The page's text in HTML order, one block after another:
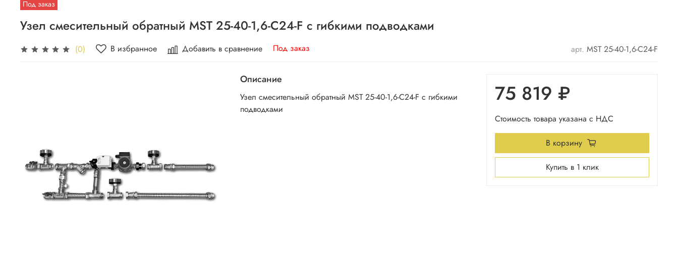
Под заказ
Узел смесительный обратный MST 25-40-1,6-C24-F с гибкими подводками
(0) В избранное Добавить в сравнение Под заказ арт. MST 25-40-1,6-C24-F
Описание
Узел смесительный обратный MST 25-40-1,6-C24-F с гибкими
подводками
75 819 ₽
Стоимость товара указана с НДС
В корзину
Купить в 1 клик